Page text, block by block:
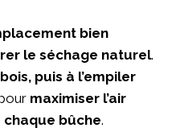
bien
le séchage naturel.
puis à l’empiler
maximiser l’air
bûche.